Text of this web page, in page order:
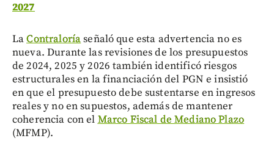
2027
LaContraloríaseñaló que esta advertencia no es
nueva. Durante las revisiones de los presupuestos
de 2024, 2025 y 2026 también identificó riesgos
estructurales en la financiación del PGN e insistió
en que el presupuesto debe sustentarse en ingresos
reales y no en supuestos, además de mantener
coherencia con elMarco Fiscal de Mediano Plazo
(MFMP).